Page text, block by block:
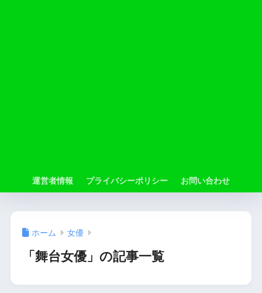
運営者情報 プライバシーポリシー お問い合わせ
ホーム 女優
「舞台女優」の記事一覧